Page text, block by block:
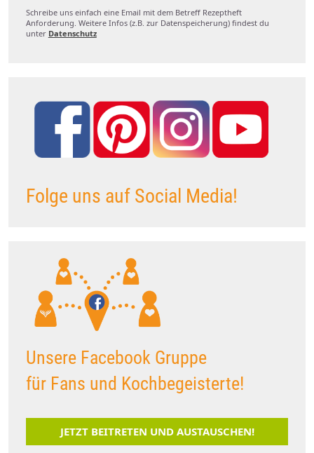
Schreibe uns einfach eine Email mit dem Betreff Rezeptheft
Anforderung. Weitere Infos (z.B. zur Datenspeicherung) findest du
unter Datenschutz
Folge uns auf Social Media!
Unsere Facebook Gruppe
für Fans und Kochbegeisterte!
JETZT BEITRETEN UND AUSTAUSCHEN!